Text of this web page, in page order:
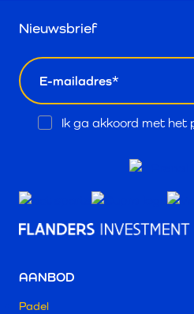
Nieuwsbrief
email
Opt
Ik ga akkoord met het
AANBOD
Padel